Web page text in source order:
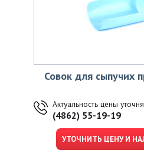
Совок для сыпучих
Актуальность цены
(4862) 55-19-19
УТОЧНИТЬ ЦЕНУ И